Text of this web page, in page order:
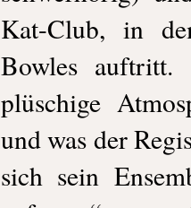
Kat-Club, in
Bowles
plüschige
und was der
sich sein